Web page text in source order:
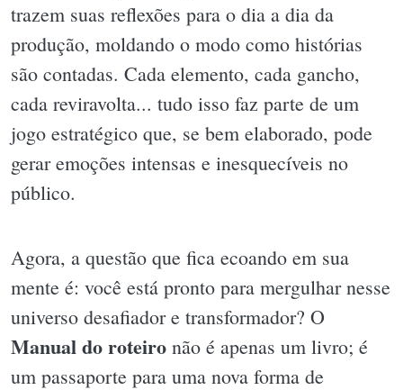
trazem suas reflexões para o dia a dia da
produção, moldando o modo como histórias
são contadas. Cada elemento, cada gancho,
cada reviravolta... tudo isso faz parte de um
jogo estratégico que, se bem elaborado, pode
gerar emoções intensas e inesquecíveis no
público.
Agora, a questão que fica ecoando em sua
mente é: você está pronto para mergulhar nesse
universo desafiador e transformador? O
Manual do roteiro não é apenas um livro; é
um passaporte para uma nova forma de